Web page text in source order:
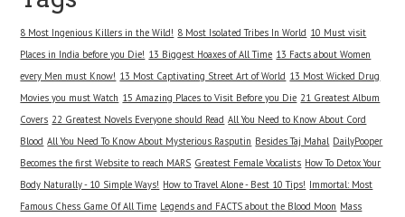
8 Most Ingenious Killers in the Wild! 8 Most Isolated Tribes In World 10 Must visit
Places in India before you Die! 13 Biggest Hoaxes of All Time 13 Facts about Women
every Men must Know! 13 Most Captivating Street Art of World 13 Most Wicked Drug
Movies you must Watch 15 Amazing Places to Visit Before you Die 21 Greatest Album
Covers 22 Greatest Novels Everyone should Read All You Need to Know About Cord
Blood All You Need To Know About Mysterious Rasputin Besides Taj Mahal DailyPooper
Becomes the first Website to reach MARS Greatest Female Vocalists How To Detox Your
Body Naturally - 10 Simple Ways! How to Travel Alone - Best 10 Tips! Immortal: Most
Famous Chess Game Of All Time Legends and FACTS about the Blood Moon Mass